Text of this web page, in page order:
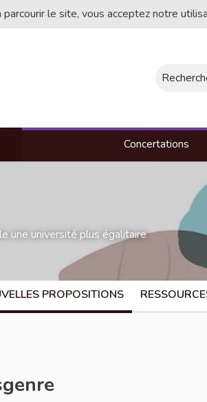
le site, vous acceptez notre
Rechercher
Concertations
une université plus égalitaire
PROPOSITIONS